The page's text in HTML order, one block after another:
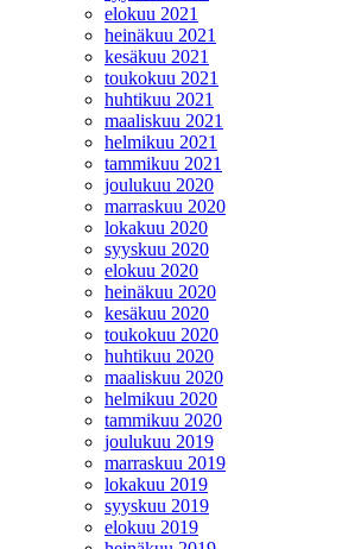
elokuu 2021
heinäkuu 2021
kesäkuu 2021
toukokuu 2021
huhtikuu 2021
maaliskuu 2021
helmikuu 2021
tammikuu 2021
joulukuu 2020
marraskuu 2020
lokakuu 2020
syyskuu 2020
elokuu 2020
heinäkuu 2020
kesäkuu 2020
toukokuu 2020
huhtikuu 2020
maaliskuu 2020
helmikuu 2020
tammikuu 2020
joulukuu 2019
marraskuu 2019
lokakuu 2019
syyskuu 2019
elokuu 2019